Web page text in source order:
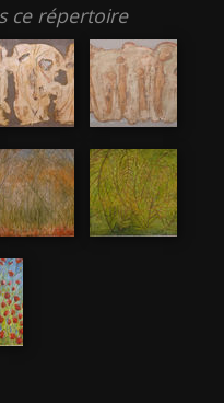
ce répertoire